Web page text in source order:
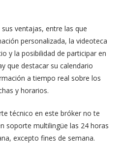
ventajas, entre las que
personalizada, la videoteca
y la posibilidad de participar en
que destacar su calendario
a tiempo real sobre los
y horarios.
técnico en este bróker no te
soporte multilingüe las 24 horas
excepto fines de semana.